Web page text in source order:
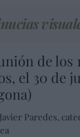
de los
el 30 de
Paredes,